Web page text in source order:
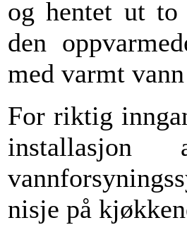
og hentet ut to
den
med varmt
For riktig
nisje på